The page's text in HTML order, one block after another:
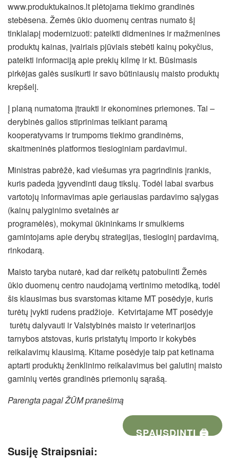
www.produktukainos.lt plėtojama tiekimo grandinės
stebėsena. Žemės ūkio duomenų centras numato šį
tinklalapį modernizuoti: pateikti didmenines ir mažmenines
produktų kainas, įvairiais pjūviais stebėti kainų pokyčius,
pateikti informaciją apie prekių kilmę ir kt. Būsimasis
pirkėjas galės susikurti ir savo būtiniausių maisto produktų
krepšelį.
Į planą numatoma įtraukti ir ekonomines priemones. Tai –
derybinės galios stiprinimas teikiant paramą
kooperatyvams ir trumpoms tiekimo grandinėms,
skaitmeninės platformos tiesioginiam pardavimui.
Ministras pabrėžė, kad viešumas yra pagrindinis įrankis,
kuris padeda įgyvendinti daug tikslų. Todėl labai svarbus
vartotojų informavimas apie geriausias pardavimo sąlygas
(kainų palyginimo svetainės ar
programėlės), mokymai ūkininkams ir smulkiems
gamintojams apie derybų strategijas, tiesioginį pardavimą,
rinkodarą.
Maisto taryba nutarė, kad dar reikėtų patobulinti Žemės
ūkio duomenų centro naudojamą vertinimo metodiką, todėl
šis klausimas bus svarstomas kitame MT posėdyje, kuris
turėtų įvykti rudens pradžioje. Ketvirtajame MT posėdyje
turėtų dalyvauti ir Valstybinės maisto ir veterinarijos
tarnybos atstovas, kuris pristatytų importo ir kokybės
reikalavimų klausimą. Kitame posėdyje taip pat ketinama
aptarti produktų ženklinimo reikalavimus bei galutinį maisto
gaminių vertės grandinės priemonių sąrašą.
Parengta pagal ŽŪM pranešimą
SPAUSDINTI 🖨
Susiję Straipsniai: